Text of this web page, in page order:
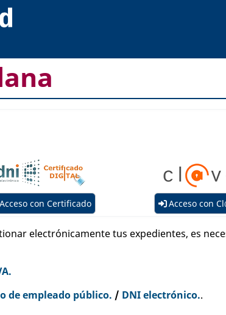
Acceso con Certificado Acceso con
electrónicamente tus expedientes, es
de empleado público. / DNI electrónico..